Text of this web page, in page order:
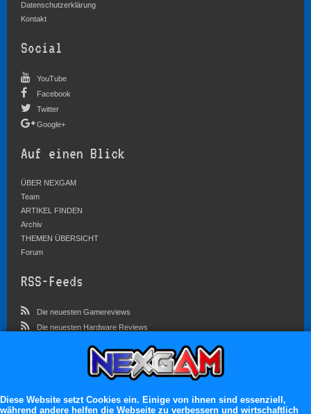
Datenschutzerklärung
Kontakt
Social
YouTube
Facebook
Twitter
Google+
Auf einen Blick
ÜBER NEXGAM
Team
ARTIKEL FINDEN
Archiv
THEMEN ÜBERSICHT
Forum
RSS-Feeds
Die neuesten Gamereviews
Die neuesten Hardware Reviews
Im Forum sind zur Zeit 5827 Benutzer online
Diese Website setzt Cookies ein. Einige von ihnen sind essenziell,
während andere helfen die Webseite zu verbessern und wirtschaftlich